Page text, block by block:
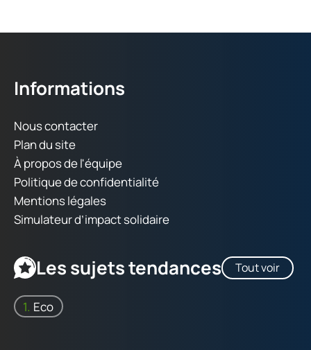
Informations
Nous contacter
Plan du site
À propos de l'équipe
Politique de confidentialité
Mentions légales
Simulateur d’impact solidaire
Les sujets tendances Tout voir
Eco